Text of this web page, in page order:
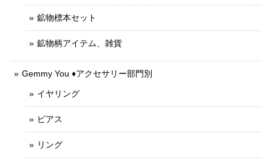
鉱物標本セット
鉱物柄アイテム、雑貨
Gemmy You ♦︎アクセサリー部門別
イヤリング
ピアス
リング